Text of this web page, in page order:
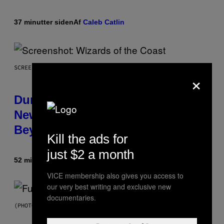
37 minutter sidenAf Caleb Catlin
SCREENSHOT: WIZARDS OF THE COAST
Dungeons and Dragons – Every
New Tool Announced for D&D
Beyond
52 minutter sidenAfDenny Connolly
(PHOTO BY JEREMYCHANPHOTOGRAPHY/GETTY IMAGES)
×
Kill the ads for
just $2 a month
VICE membership also gives you access to
our very best writing and exclusive new
documentaries.